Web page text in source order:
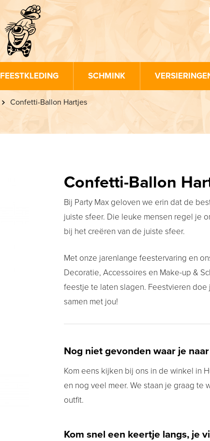
FEESTKLEDING SCHMINK
Confetti-Ballon Hartjes
Confetti-Ballon
Bij Party Max geloven we erin dat de
juiste sfeer. Die leuke mensen regel je
bij het creëren van de juiste sfeer.
Met onze jarenlange feestervaring en
Decoratie, Accessoires en Make-up &
feestje te laten slagen. Feestvieren doe
samen met jou!
Nog niet gevonden waar je
Kom eens kijken bij ons in de winkel in
en nog veel meer. We staan je graag
outfit.
Kom snel een keertje langs, je